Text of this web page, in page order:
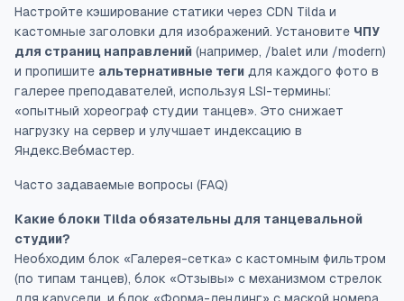
Настройте кэширование статики через CDN Tilda и
кастомные заголовки для изображений. Установите ЧПУ
для страниц направлений (например, /balet или /modern)
и пропишите альтернативные теги для каждого фото в
галерее преподавателей, используя LSI-термины:
«опытный хореограф студии танцев». Это снижает
нагрузку на сервер и улучшает индексацию в
Яндекс.Вебмастер.
Часто задаваемые вопросы (FAQ)
Какие блоки Tilda обязательны для танцевальной
студии?
Необходим блок «Галерея-сетка» с кастомным фильтром
(по типам танцев), блок «Отзывы» с механизмом стрелок